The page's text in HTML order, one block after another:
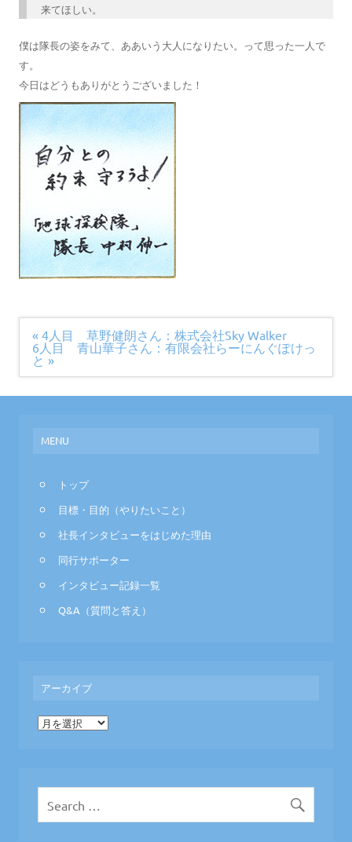
来てほしい。
僕は隊長の姿をみて、ああいう大人になりたい。って思った一人で
す。
今日はどうもありがとうございました！
投
稿
ナ
ビ
ー
ン
« 4人目 草野健朗さん：株式会社Sky Walker
6人目 青山華子さん：有限会社らーにんぐぽけっ
と »
MENU
トップ
目標・目的（やりたいこと）
社長インタビューをはじめた理由
同行サポーター
インタビュー記録一覧
Q&A（質問と答え）
アーカイブ
ア
ー